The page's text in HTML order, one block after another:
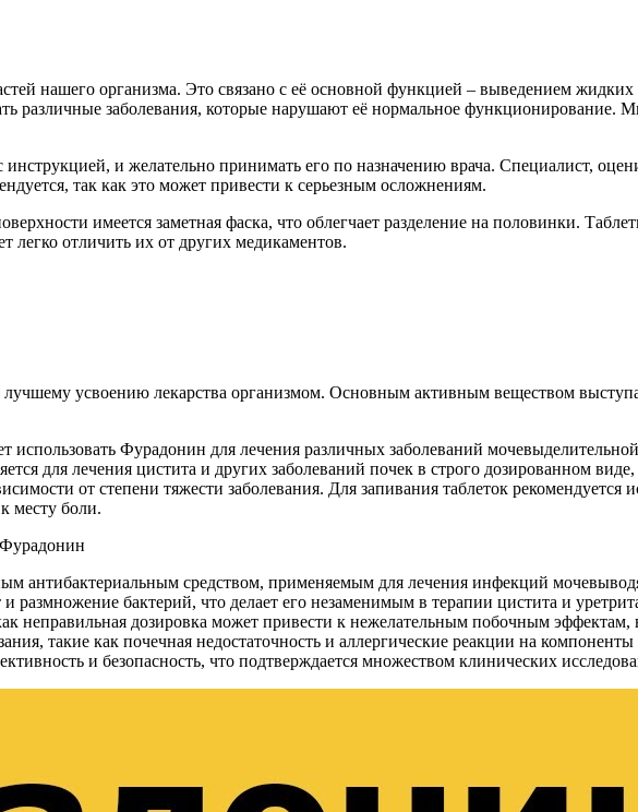
нашего организма. Это связано с её основной функцией – выведением
различные заболевания, которые нарушают её нормальное функционирование.
и желательно принимать его по назначению врача. Специалист,
так как это может привести к серьезным осложнениям.
имеется заметная фаска, что облегчает разделение на половинки.
легко отличить их от других медикаментов.
усвоению лекарства организмом. Основным активным веществом
использовать Фурадонин для лечения различных заболеваний
для лечения цистита и других заболеваний почек в строго дозированном
от степени тяжести заболевания. Для запивания таблеток рекомендуется
месту боли.
антибактериальным средством, применяемым для лечения инфекций
размножение бактерий, что делает его незаменимым в терапии цистита и
неправильная дозировка может привести к нежелательным побочным
такие как почечная недостаточность и аллергические реакции на
и безопасность, что подтверждается множеством клинических